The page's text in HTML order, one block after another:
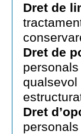
Dret de
Dret de
qualsevol
Dret